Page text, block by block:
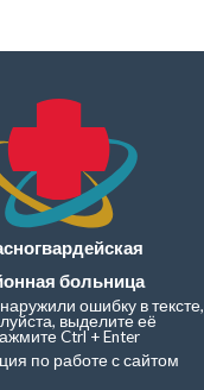
больница
ошибку в тексте,
выделите её
Ctrl + Enter
по работе с сайтом